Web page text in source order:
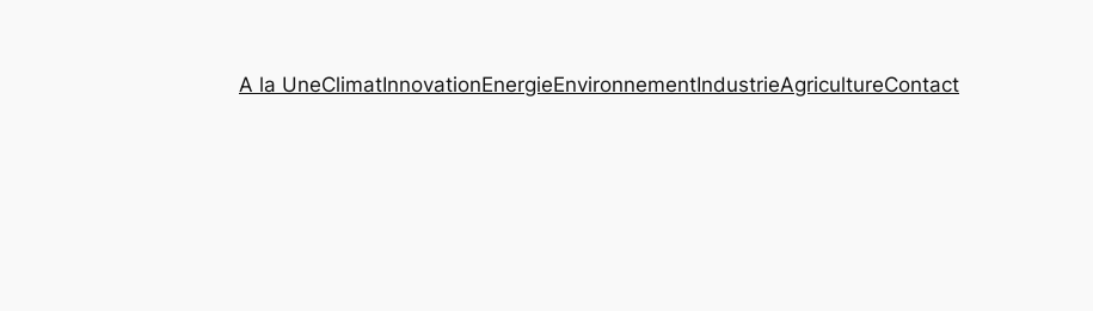
A la UneClimatInnovationEnergieEnvironnementIndustrieAgricultureContact